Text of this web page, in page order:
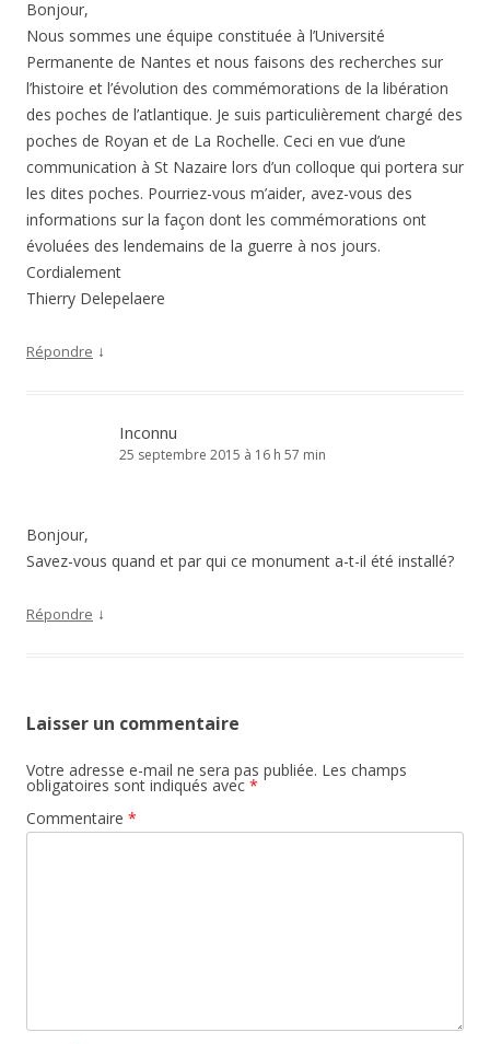
Bonjour,
Nous sommes une équipe constituée à l’Université
Permanente de Nantes et nous faisons des recherches sur
l’histoire et l’évolution des commémorations de la libération
des poches de l’atlantique. Je suis particulièrement chargé des
poches de Royan et de La Rochelle. Ceci en vue d’une
communication à St Nazaire lors d’un colloque qui portera sur
les dites poches. Pourriez-vous m’aider, avez-vous des
informations sur la façon dont les commémorations ont
évoluées des lendemains de la guerre à nos jours.
Cordialement
Thierry Delepelaere
Répondre ↓
Inconnu
25 septembre 2015 à 16 h 57 min
Bonjour,
Savez-vous quand et par qui ce monument a-t-il été installé?
Répondre ↓
Laisser un commentaire
Votre adresse e-mail ne sera pas publiée. Les champs
obligatoires sont indiqués avec *
Commentaire *